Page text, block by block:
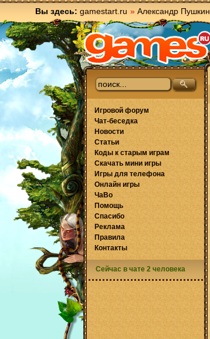
Вы здесь: gamestart.ru » Александр Пушкин
Игровой форум
Чат-беседка
Новости
Статьи
Коды к старым играм
Скачать мини игры
Игры для телефона
Онлайн игры
ЧаВо
Помощь
Спасибо
Реклама
Правила
Контакты
Сейчас в чате 2 человека